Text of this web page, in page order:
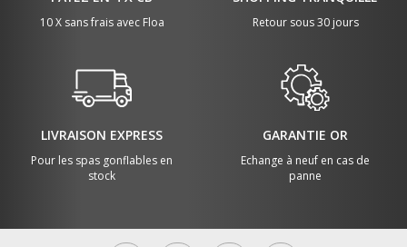
10 X sans frais avec Floa Retour sous 30 jours
LIVRAISON EXPRESS
Pour les spas gonflables en
stock
GARANTIE OR
Echange à neuf en cas de
panne